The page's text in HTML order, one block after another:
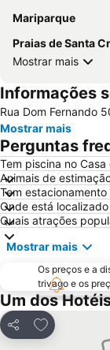
Mariparque
Praias de Santa
Mostrar mais
Informações
Rua Dom Fernando
Mostrar mais
Perguntas
Tem piscina no Casa
Animais de
Tem
Onde está
Quais atrações
Mostrar mais
Os preços e a
trivago e os
Um dos
Partilhar
Adicionar